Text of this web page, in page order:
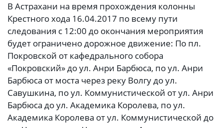
В Астрахани на время прохождения колонны
Крестного хода 16.04.2017 по всему пути
следования с 12:00 до окончания мероприятия
будет ограничено дорожное движение: По пл.
Покровской от кафедрального собора
«Покровский» до ул. Анри Барбюса, по ул. Анри
Барбюса от моста через реку Волгу до ул.
Савушкина, по ул. Коммунистической от ул. Анри
Барбюса до ул. Академика Королева, по ул.
Академика Королева от ул. Коммунистической до